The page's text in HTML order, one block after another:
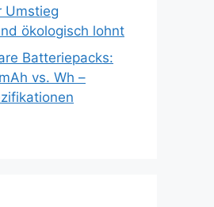
Umstieg
ökologisch lohnt
Batteriepacks:
vs. Wh –